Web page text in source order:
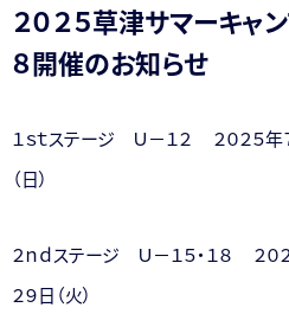
２０２５草津サマーキャン
８開催のお知らせ
１ｓｔステージ Ｕ－１２ ２０２５年７
（日）
２ｎｄステージ Ｕ－１５・１８ ２０２
２９日（火）